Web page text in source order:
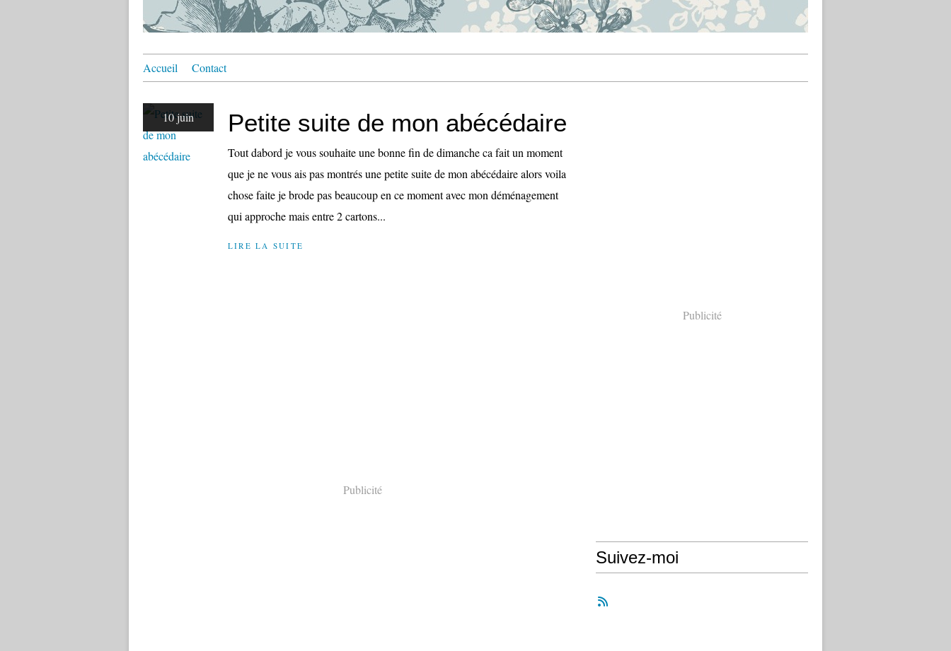
Accueil Contact
10 juin Petite suite de mon abécédaire
Tout dabord je vous souhaite une bonne fin de dimanche ca fait un moment
que je ne vous ais pas montrés une petite suite de mon abécédaire alors voila
chose faite je brode pas beaucoup en ce moment avec mon déménagement
qui approche mais entre 2 cartons...
LIRE LA SUITE
Publicité
Publicité
Suivez-moi